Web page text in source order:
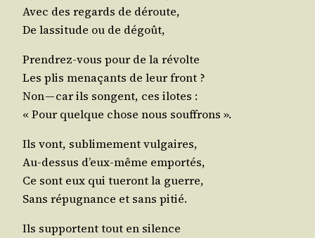
Avec des regards de déroute,
De las­si­tude ou de dégoût,
Pren­drez-vous pour de la révolte
Les plis mena­çants de leur front ?
Non — car ils songent, ces ilotes :
« Pour quelque chose nous souffrons ».
Ils vont, subli­me­ment vulgaires,
Au-des­sus d’eux-même emportés,
Ce sont eux qui tue­ront la guerre,
Sans répu­gnance et sans pitié.
Ils sup­portent tout en silence